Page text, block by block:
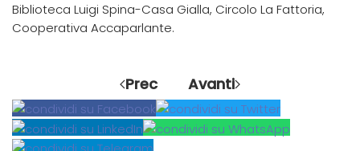
Biblioteca Luigi Spina-Casa Gialla, Circolo La Fattoria,
Cooperativa Accaparlante.
Prec Avanti